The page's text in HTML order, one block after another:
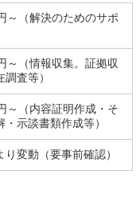
～（解決のためのサポ
～（情報収集。証拠収
査等）
～（内容証明作成・そ
・示談書類作成等）
り変動（要事前確認）